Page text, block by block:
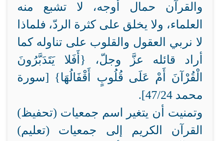
والقرآن حمال أوجه، لا تشبع منه
العلماء، ولا يخلق على كثرة الردّ، فلماذا
لا نربي العقول والقلوب على تناوله كما
أراد قائله عزَّ وجلّ، { أَفَلا يَتَدَبَّرُونَ
الْقُرْآنَ أَمْ عَلَى قُلُوبٍ أَقْفَالُهَا} [سورة
محمد 47/24].
وتمنيت أن يتغير اسم جمعيات (تحفيظ)
القرآن الكريم إلى جمعيات (تعليم)